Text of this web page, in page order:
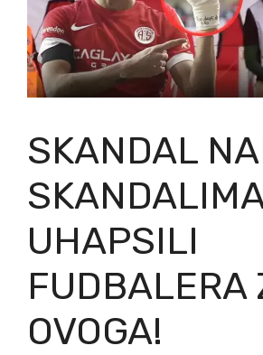
SKANDAL
UHAPSILI
FUDBALERA
OVOGA!